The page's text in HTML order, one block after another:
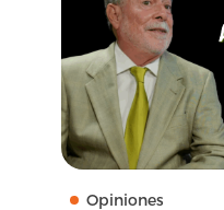
Opiniones